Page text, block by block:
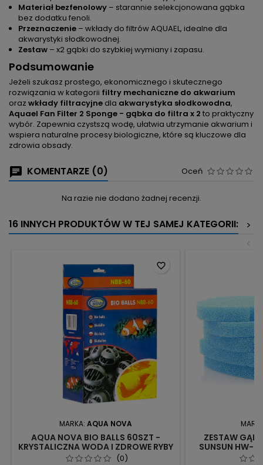
Materiał bezfenolowy – starannie selekcjonowana gąbka
bez dodatku fenoli.
Przeznaczenie – wkłady do filtrów AQUAEL, idealne dla
akwarystyki słodkowodnej.
Zestaw – x2 gąbki do szybkiej wymiany i zapasu.
Podsumowanie
Jeżeli szukasz prostego, ekonomicznego i skutecznego
rozwiązania w kategorii filtry mechaniczne do akwarium
oraz wkłady filtracyjne dla akwarystyka słodkowodna,
Aquael Fan Filter 2 Sponge - gąbka do filtra x 2 to praktyczny
wybór. Zapewnia czystszą wodę, ułatwia utrzymanie akwarium i
wspiera naturalne procesy biologiczne, które są kluczowe dla
zdrowia obsady.
KOMENTARZE (0) Oceń
Na razie nie dodano żadnej recenzji.
16 INNYCH PRODUKTÓW W TEJ SAMEJ KATEGORII:
>
<
MARKA: AQUA NOVA
AQUA NOVA BIO BALLS 60SZT -
KRYSTALICZNA WODA I ZDROWE RYBY
(0)
favorite_border
ZESTAW
SUNSUN HW-